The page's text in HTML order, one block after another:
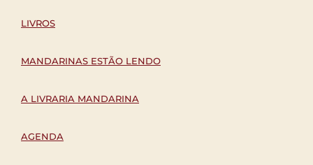
LIVROS
MANDARINAS ESTÃO LENDO
A LIVRARIA MANDARINA
AGENDA